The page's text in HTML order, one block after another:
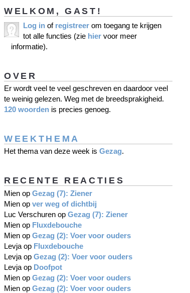
WELKOM, GAST!
Log in of registreer om toegang te krijgen
tot alle functies (zie hier voor meer
informatie).
OVER
Er wordt veel te veel geschreven en daardoor veel
te weinig gelezen. Weg met de breedsprakigheid.
120 woorden is precies genoeg.
WEEKTHEMA
Het thema van deze week is Gezag.
RECENTE REACTIES
Mien op Gezag (7): Ziener
Mien op ver weg of dichtbij
Luc Verschuren op Gezag (7): Ziener
Mien op Fluxdebouche
Mien op Gezag (2): Voer voor ouders
Levja op Fluxdebouche
Levja op Gezag (2): Voer voor ouders
Levja op Doofpot
Mien op Gezag (2): Voer voor ouders
Mien op Gezag (2): Voer voor ouders